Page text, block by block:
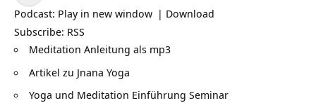
Podcast: Play in new window | Download
Subscribe: RSS
Meditation Anleitung als mp3
Artikel zu Jnana Yoga
Yoga und Meditation Einführung Seminar